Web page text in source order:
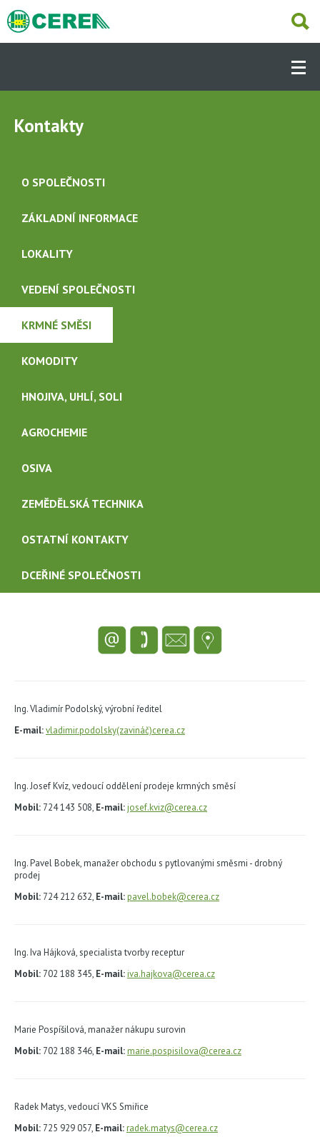
Přejít
hlavnímu
-
(CS)
OBCHODNÍ ČINNOST
SLUŽBY
PRODEJNY
KARIÉRA
KONTAKTY
Kontakty
O SPOLEČNOSTI
ZÁKLADNÍ INFORMACE
LOKALITY
VEDENÍ SPOLEČNOSTI
KRMNÉ SMĚSI
KOMODITY
HNOJIVA, UHLÍ, SOLI
AGROCHEMIE
OSIVA
ZEMĚDĚLSKÁ TECHNIKA
OSTATNÍ KONTAKTY
DCEŘINÉ SPOLEČNOSTI
Ing. Vladimír Podolský, výrobní ředitel
E-mail:vladimir.podolsky(zavináč)cerea.cz
Ing. Josef Kvíz, vedoucí oddělení prodeje krmných směsí
Mobil: 724 143 508, E-mail:josef.kviz@cerea.cz
Ing. Pavel Bobek, manažer obchodu s pytlovanými směsmi - drobný
prodej
Mobil: 724 212 632, E-mail:pavel.bobek@cerea.cz
Ing. Iva Hájková, specialista tvorby receptur
Mobil: 702 188 345, E-mail:iva.hajkova@cerea.cz
Marie Pospíšilová, manažer nákupu surovin
Mobil: 702 188 346, E-mail:marie.pospisilova@cerea.cz
Radek Matys, vedoucí VKS Smiřice
Mobil: 725 929 057, E-mail:radek.matys@cerea.cz